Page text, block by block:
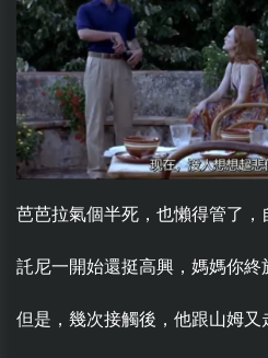
芭芭拉氣個半死，也懶得管了，
託尼一開始還挺高興，媽媽你終
但是，幾次接觸後，他跟山姆又